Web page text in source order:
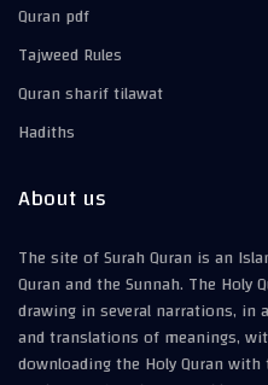
Quran pdf
Tajweed Rules
Quran sharif tilawat
Hadiths
About us
The site of Surah Quran is an
Quran and the Sunnah. The
drawing in several narrations,
and translations of meanings,
downloading the Holy Quran